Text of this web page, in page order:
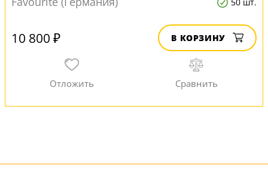
10 800 ₽ В КОРЗИНУ